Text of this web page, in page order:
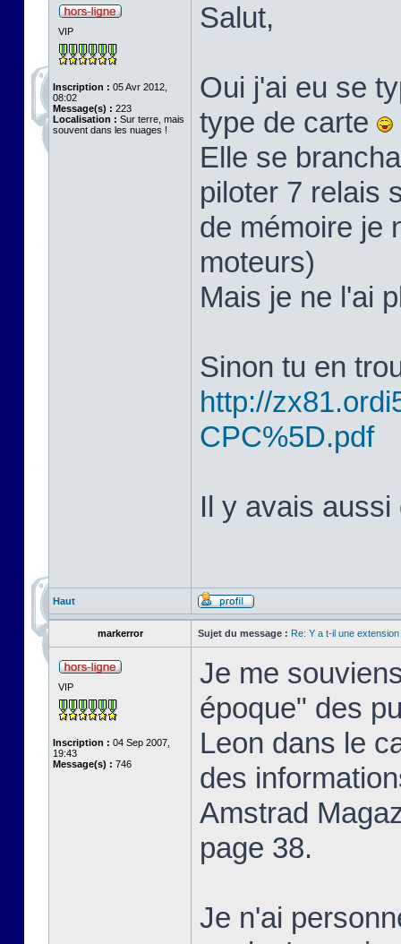
VIP
Inscription : 05 Avr 2012,
08:02
Message(s) : 223
Localisation : Sur terre, mais
souvent dans les nuages !
Salut,
Oui j'ai eu se
type de carte
Elle se
piloter 7 relais
de mémoire je
moteurs)
Mais je ne l'ai
Sinon tu en
http://
CPC%5D.pdf
Il y avais
Haut
markerror Sujet du message : Re: Y a t-il une
VIP
Inscription : 04 Sep 2007,
19:43
Message(s) : 746
Je me
époque" des
Leon dans le
des
Amstrad
page 38.
Je n'ai